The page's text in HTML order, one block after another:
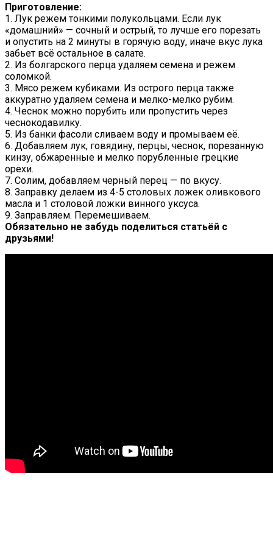
Приготовление:
1. Лук режем тонкими полукольцами. Если лук
«домашний» — сочный и острый, то лучше его порезать
и опустить на 2 минуты в горячую воду, иначе вкус лука
забьет всё остальное в салате.
2. Из болгарского перца удаляем семена и режем
соломкой.
3. Мясо режем кубиками. Из острого перца также
аккуратно удаляем семена и мелко-мелко рубим.
4. Чеснок можно порубить или пропустить через
чеснокодавилку.
5. Из банки фасоли сливаем воду и промываем её.
6. Добавляем лук, говядину, перцы, чеснок, порезанную
кинзу, обжаренные и мелко порубленные грецкие
орехи.
7. Солим, добавляем черный перец — по вкусу.
8. Заправку делаем из 4-5 столовых ложек оливкового
масла и 1 столовой ложки винного уксуса.
9. Заправляем. Перемешиваем.
Обязательно не забудь поделиться статьёй с
друзьями!